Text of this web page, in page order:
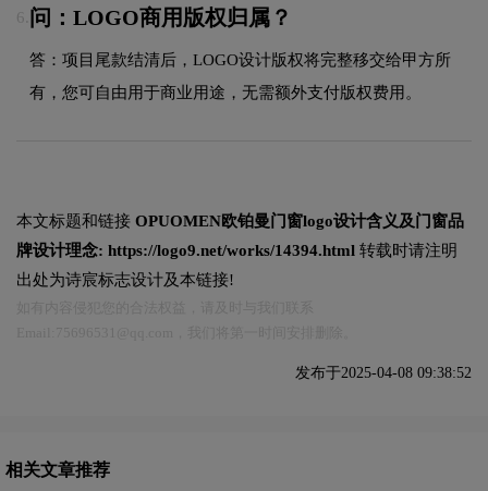
6. 问：LOGO商用版权归属？
答：项目尾款结清后，LOGO设计版权将完整移交给甲方所
有，您可自由用于商业用途，无需额外支付版权费用。
本文标题和链接 OPUOMEN欧铂曼门窗logo设计含义及门窗品
牌设计理念: https://logo9.net/works/14394.html 转载时请注明
出处为诗宸标志设计及本链接!
发布于2025-04-08 09:38:52
相关文章推荐